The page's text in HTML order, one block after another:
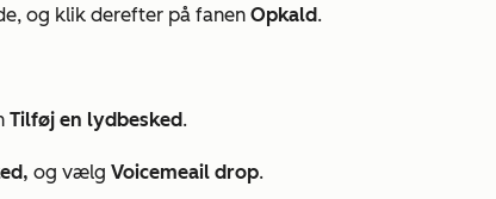
og klik derefter på fanen Opkald.
Tilføj en lydbesked.
og vælg Voicemeail drop.